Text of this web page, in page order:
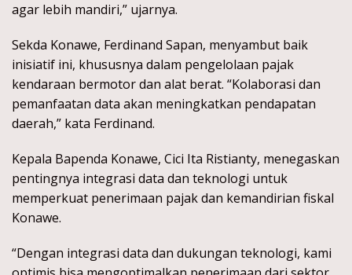
agar lebih mandiri,” ujarnya.
Sekda Konawe, Ferdinand Sapan, menyambut baik
inisiatif ini, khususnya dalam pengelolaan pajak
kendaraan bermotor dan alat berat. “Kolaborasi dan
pemanfaatan data akan meningkatkan pendapatan
daerah,” kata Ferdinand.
Kepala Bapenda Konawe, Cici Ita Ristianty, menegaskan
pentingnya integrasi data dan teknologi untuk
memperkuat penerimaan pajak dan kemandirian fiskal
Konawe.
“Dengan integrasi data dan dukungan teknologi, kami